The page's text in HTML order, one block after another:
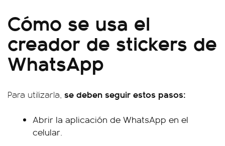
Cómo se usa el
creador de stickers de
WhatsApp
Para utilizarla, se deben seguir estos pasos:
Abrir la aplicación de WhatsApp en el
celular.